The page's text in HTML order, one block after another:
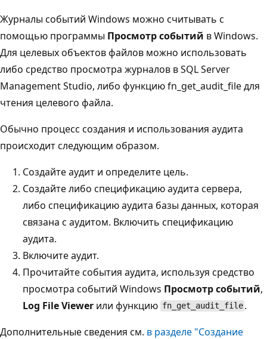
Журналы событий Windows можно считывать с
помощью программы Просмотр событий в Windows.
Для целевых объектов файлов можно использовать
либо средство просмотра журналов в SQL Server
Management Studio, либо функциюfn_get_audit_fileдля
чтения целевого файла.
Обычно процесс создания и использования аудита
происходит следующим образом.
Создайте аудит и определите цель.
Создайте либо спецификацию аудита сервера,
либо спецификацию аудита базы данных, которая
связана с аудитом. Включить спецификацию
аудита.
Включите аудит.
Прочитайте события аудита, используя средство
просмотра событий Windows Просмотр событий,
Log File Viewer или функцию fn_get_audit_file .
Дополнительные сведения см. в разделе "Создание